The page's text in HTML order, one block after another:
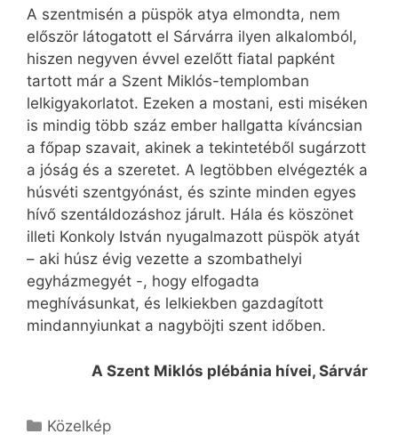
A szentmisén a püspök atya elmondta, nem
először látogatott el Sárvárra ilyen alkalomból,
hiszen negyven évvel ezelőtt fiatal papként
tartott már a Szent Miklós-templomban
lelkigyakorlatot. Ezeken a mostani, esti miséken
is mindig több száz ember hallgatta kíváncsian
a főpap szavait, akinek a tekintetéből sugárzott
a jóság és a szeretet. A legtöbben elvégezték a
húsvéti szentgyónást, és szinte minden egyes
hívő szentáldozáshoz járult. Hála és köszönet
illeti Konkoly István nyugalmazott püspök atyát
– aki húsz évig vezette a szombathelyi
egyházmegyét -, hogy elfogadta
meghívásunkat, és lelkiekben gazdagított
mindannyiunkat a nagyböjti szent időben.
A Szent Miklós plébánia hívei, Sárvár
Kategória
Közelkép